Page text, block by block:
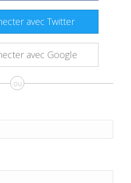
avec Twitter
avec Google
ou